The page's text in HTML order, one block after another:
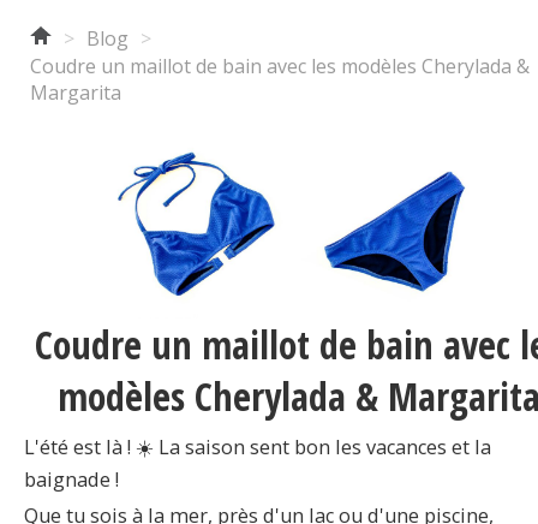
> Blog >
Coudre un maillot de bain avec les modèles Cherylada &
Margarita
Coudre un maillot de bain avec
modèles Cherylada &
L'été est là ! ☀️ La saison sent bon les vacances et la
baignade !
Que tu sois à la mer, près d'un lac ou d'une piscine,